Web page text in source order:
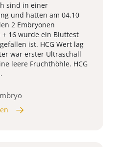
sind in einer
und hatten am 04.10
2 Embryonen
16 wurde ein Bluttest
ist. HCG Wert lag
war erster Ultraschall
leere Fruchthöhle. HCG